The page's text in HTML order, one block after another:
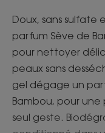
Doux, sans sulfate
parfum Sève de
pour nettoyer
peaux sans
gel dégage un
Bambou, pour
seul geste.